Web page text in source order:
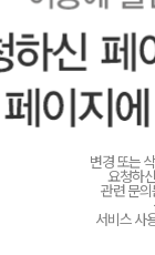
변경 또는
요청하
관련 문
서비스 사